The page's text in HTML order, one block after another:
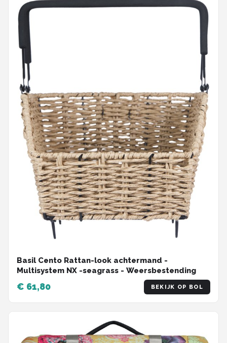
Basil Cento Rattan-look achtermand -
Multisystem NX -seagrass - Weersbestending
€ 61,80 BEKIJK OP BOL